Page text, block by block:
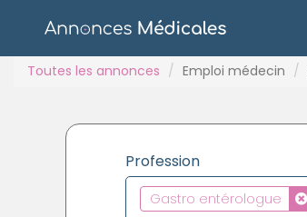
Toutes les annonces Emploi médecin
Profession
Gastro entérologue